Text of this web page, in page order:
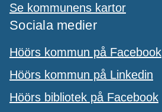
Se kommunens kartor
Sociala medier
Höörs kommun på Facebook
Höörs kommun på Linkedin
Höörs bibliotek på Facebook